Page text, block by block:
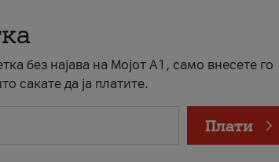
без најава на Мојот А1, само внесете го
сакате да ја платите.
Плати